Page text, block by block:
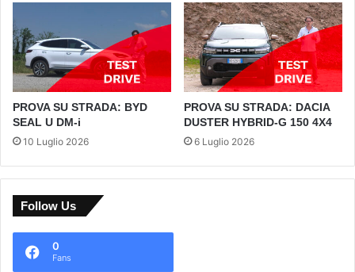
PROVA SU STRADA: BYD
SEAL U DM-i
10 Luglio 2026
PROVA SU STRADA: DACIA
DUSTER HYBRID-G 150 4X4
6 Luglio 2026
Follow Us
0
Fans